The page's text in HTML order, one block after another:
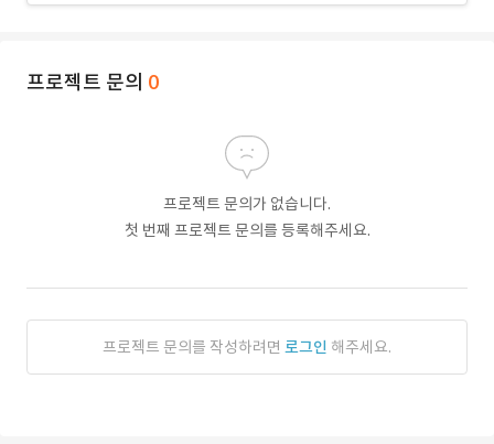
프로젝트 문의 0
프로젝트 문의가 없습니다.
첫 번째 프로젝트 문의를 등록해주세요.
프로젝트 문의를 작성하려면 로그인 해주세요.